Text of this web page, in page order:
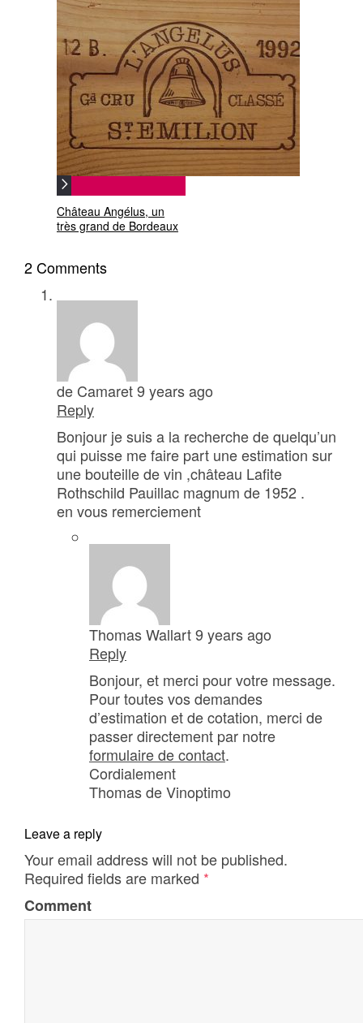
Château Angélus, un
très grand de Bordeaux
2 Comments
de Camaret9 years ago
Reply
Bonjour je suis a la recherche de quelqu’un
qui puisse me faire part une estimation sur
une bouteille de vin ,château Lafite
Rothschild Pauillac magnum de 1952 .
en vous remerciement
Thomas Wallart9 years ago
Reply
Bonjour, et merci pour votre message.
Pour toutes vos demandes
d’estimation et de cotation, merci de
passer directement par notre
formulaire de contact.
Cordialement
Thomas de Vinoptimo
Leave a reply
Your email address will not be published.
Required fields are marked *
Comment